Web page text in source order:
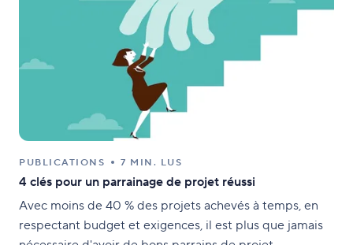
PUBLICATIONS 7 MIN. LUS
4 clés pour un parrainage de projet réussi
Avec moins de 40 % des projets achevés à temps, en
respectant budget et exigences, il est plus que jamais